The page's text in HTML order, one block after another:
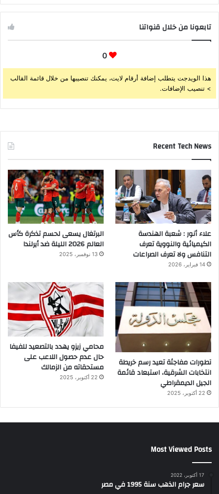
تابعونا من خلال قنواتنا
0
هذا الويدجت يتطلب إضافة أرقام لايت، يمكنك تنصيبها من خلال قائمة القالب
> تنصيب الإضافات.
Recent Tech News
علاء أنور : شعبة الهندسة
الكيميائية والنووية تعرف
التنافس ولا تعرف الصراعات
14 فبراير، 2026
البرتغال يسعى لحسم تذكرة كأس
العالم 2026 الليلة ضد أيرلندا
13 نوفمبر، 2025
تطورات مفاجئة تعيد رسم خريطة
انتخابات الشرقية، استبعاد قائمة
الجيل الديمقراطي
22 أكتوبر، 2025
محامي زيزو يهدد بالتصعيد للفيفا
حال عدم حصول اللاعب على
مستحقاته من الزمالك
22 أكتوبر، 2025
Most Viewed Posts
17 أكتوبر، 2022
سعر جرام الذهب سنة 1995 في مصر